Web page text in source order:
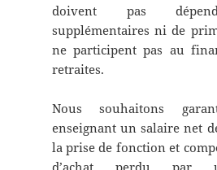
doivent pas
supplémentaires ni de
ne participent pas au
retraites.
Nous souhaitons
enseignant un salaire net
la prise de fonction et
d’achat perdu par